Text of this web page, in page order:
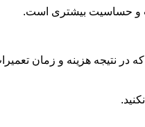
و حساسیت بیشتری است.
نتیجه هزینه و زمان